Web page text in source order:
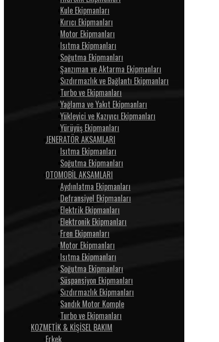
Kule Ekipmanları
Kırıcı Ekipmanları
Motor Ekipmanları
Isıtma Ekipmanları
Soğutma Ekipmanları
Şanzıman ve Aktarma Ekipmanları
Sızdırmazlık ve Bağlantı Ekipmanları
Turbo ve Ekipmanları
Yağlama ve Yakıt Ekipmanları
Yükleyici ve Kazıyıcı Ekipmanları
Yürüyüş Ekipmanları
JENERATÖR AKSAMLARI
Isıtma Ekipmanları
Soğutma Ekipmanları
OTOMOBİL AKSAMLARI
Aydınlatma Ekipmanları
Defransiyel Ekipmanları
Elektrik Ekipmanları
Elektronik Ekipmanları
Fren Ekipmanları
Motor Ekipmanları
Isıtma Ekipmanları
Soğutma Ekipmanları
Süspansiyon Ekipmanları
Sızdırmazlık Ekipmanları
Sandık Motor Komple
Turbo ve Ekipmanları
KOZMETİK & KİŞİSEL BAKIM
Erkek